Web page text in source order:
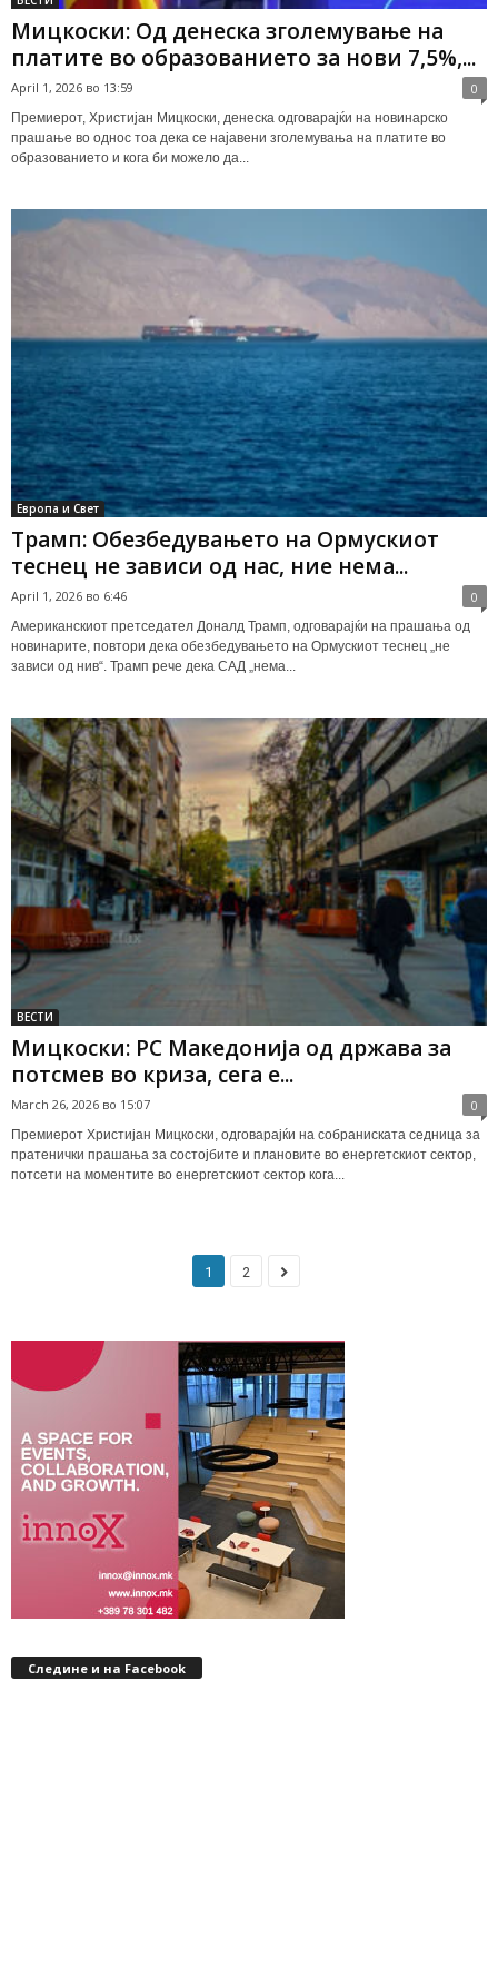
Мицкоски: Од денеска зголемување на
платите во образованието за нови 7,5%,...
April 1, 2026 во 13:59 0
Премиерот, Христијан Мицкоски, денеска одговарајќи на новинарско
прашање во однос тоа дека се најавени зголемувања на платите во
образованието и кога би можело да...
Европа и Свет
Трамп: Обезбедувањето на Ормускиот
теснец не зависи од нас, ние нема...
April 1, 2026 во 6:46 0
Американскиот претседател Доналд Трамп, одговарајќи на прашања од
новинарите, повтори дека обезбедувањето на Ормускиот теснец „не
зависи од нив“. Трамп рече дека САД „нема...
ВЕСТИ
Мицкоски: РС Македонија од држава за
потсмев во криза, сега е...
March 26, 2026 во 15:07 0
Премиерот Христијан Мицкоски, одговарајќи на собраниската седница за
пратенички прашања за состојбите и плановите во енергетскиот сектор,
потсети на моментите во енергетскиот сектор кога...
1 2
Следине и на Facebook